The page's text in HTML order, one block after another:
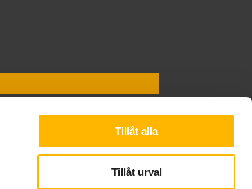
Tillåt alla
Tillåt urval